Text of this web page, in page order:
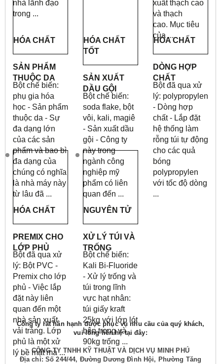
nhà lãnh đạo
trong ...
xuất thạch cao
và thạch
cao. Mục tiêu
của ...
HÓA CHẤT
SẢN PHẨM
THUỘC DA
Bột chế biến:
phụ gia hóa
học - Sản phẩm
thuộc da - Sự
đa dạng lớn
của các sản
phẩm và bao bì
đa dạng của
chúng có nghĩa
là nhà máy này
từ lâu đã ...
HÓA CHẤT
TỐT
SẢN XUẤT
DẦU GỘI
Bột chế biến:
soda flake, bột
vôi, kali, magiê
- Sản xuất dầu
gội - Công ty
này trong
ngành công
nghiệp mỹ
phẩm có liên
quan đến ...
HÓA CHẤT
DÒNG HỢP
CHẤT
Bột đã qua xử
lý: polypropylen
- Dòng hợp
chất - Lắp đặt
hệ thống làm
rỗng túi tự động
cho các quả
bóng
polypropylen
với tốc độ dòng
...
HÓA CHẤT
PREMIX CHO
LỚP PHỦ
Bột đã qua xử
lý: Bột PVC -
Premix cho lớp
phủ - Việc lắp
đặt này liên
quan đến một
nhà sản xuất
vải tráng. Lớp
phủ là một xử
lý bề mặt mà ...
NGUYÊN TỬ
XỬ LÝ TÚI VÀ
TRỐNG
Bột chế biến:
Kali Bi-Fluoride
- Xử lý trống và
túi trong lĩnh
vực hạt nhân:
túi giấy kraft
25kg với lớp lót
bên trong và
90kg trống ...
Công ty rất hân hạnh được phục vụ nhu cầu của quý khách,
vui lòng liên hệ tại đây:
CÔNG TY TNHH KỸ THUẬT VÀ DỊCH VỤ MINH PHÚ
Địa chỉ: Số 244/44, Đường Dương Đình Hội, Phường Tăng